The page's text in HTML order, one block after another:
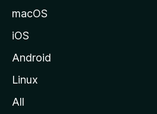
macOS
iOS
Android
Linux
All